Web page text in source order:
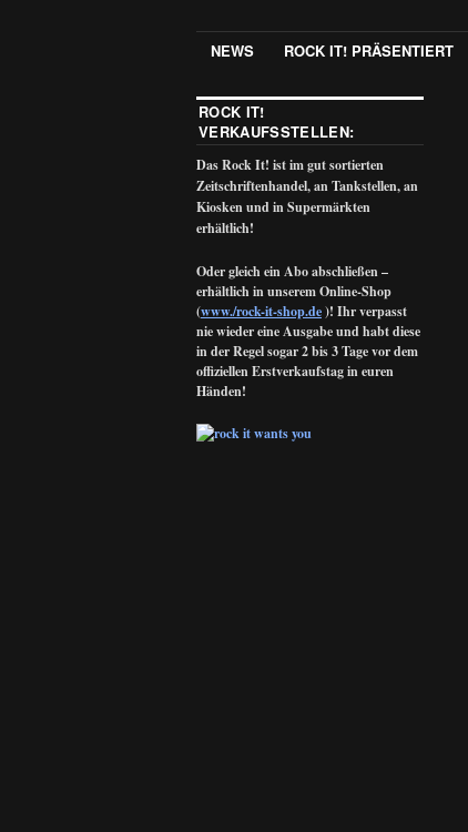
NEWS ROCK IT! PRÄSENTIERT
ROCK IT!
VERKAUFSSTELLEN:
Das Rock It! ist im gut sortierten
Zeitschriftenhandel, an Tankstellen, an
Kiosken und in Supermärkten
erhältlich!
Oder gleich ein Abo abschließen –
erhältlich in unserem Online-Shop
(www./rock-it-shop.de)! Ihr verpasst
nie wieder eine Ausgabe und habt diese
in der Regel sogar 2 bis 3 Tage vor dem
offiziellen Erstverkaufstag in euren
Händen!